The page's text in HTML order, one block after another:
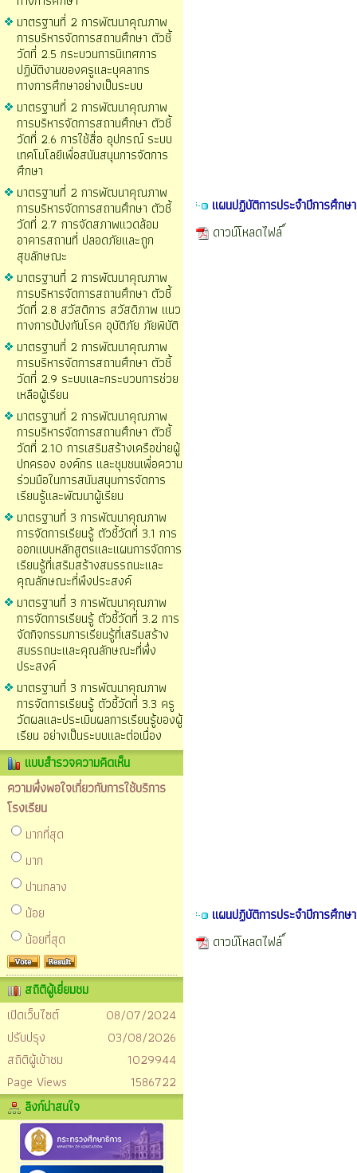
มาตรฐานที่ 2 การพัฒนาคุณภาพ
การบริหารจัดการสถานศึกษา ตัวชี้
วัดที่ 2.5 กระบวนการนิเทศการ
ปฏิบัติงานของครูและบุคลากร
ทางการศึกษาอย่างเป็นระบบ
มาตรฐานที่ 2 การพัฒนาคุณภาพ
การบริหารจัดการสถานศึกษา ตัวชี้
วัดที่ 2.6 การใช้สื่อ อุปกรณ์ ระบบ
เทคโนโลยีเพื่อสนันสนุนการจัดการ
ศึกษา
มาตรฐานที่ 2 การพัฒนาคุณภาพ
การบริหารจัดการสถานศึกษา ตัวชี้
วัดที่ 2.7 การจัดสภาพแวดล้อม
อาคารสถานที่ ปลอดภัยและถูก
สุขลักษณะ
มาตรฐานที่ 2 การพัฒนาคุณภาพ
การบริหารจัดการสถานศึกษา ตัวชี้
วัดที่ 2.8 สวัสดิการ สวัสดิภาพ แนว
ทางการป้ปงกันโรค อุบัติภัย ภัยพิบัติ
มาตรฐานที่ 2 การพัฒนาคุณภาพ
การบริหารจัดการสถานศึกษา ตัวชี้
วัดที่ 2.9 ระบบและกระบวบการช่วย
เหลือผู้เรียน
มาตรฐานที่ 2 การพัฒนาคุณภาพ
การบริหารจัดการสถานศึกษา ตัวชี้
วัดที่ 2.10 การเสริมสร้างเครือข่ายผู้
ปกครอง องค์กร และชุมชนเพื่อความ
ร่วมมือในการสนันสนุนการจัดการ
เรียนรู้และพัฒนาผู้เรียน
มาตรฐานที่ 3 การพัฒนาคุณภาพ
การจัดการเรียนรู้ ตัวชี้วัดที่ 3.1 การ
ออกแบบหลักสูตรและแผนการจัดการ
เรียนรู้ที่เสริมสร้างสมรรถนะและ
คุณลักษณะที่พึงประสงค์
มาตรฐานที่ 3 การพัฒนาคุณภาพ
การจัดการเรียนรู้ ตัวชี้วัดที่ 3.2 การ
จัดกิจกรรมการเรียนรู้ที่เสริมสร้าง
สมรรถนะและคุณลักษณะที่พึ่ง
ประสงค์
มาตรฐานที่ 3 การพัฒนาคุณภาพ
การจัดการเรียนรู้ ตัวชี้วัดที่ 3.3 ครู
วัดผลและประเมินผลการเรียนรู้ของผู้
เรียน อย่างเป็นระบบและต่อเนื่อง
แบบสำรวจความคิดเห็น
ความพึ่งพอใจเกี่ยวกับการใช้บริการ
โรงเรียน
มากที่สุด
มาก
ปานกลาง
น้อย
น้อยที่สุด
สถิติผู้เยี่ยมชม
เปิดเว็บไซต์
08/07/2024
ปรับปรุง
03/08/2026
สถิติผู้เข้าชม
1029944
Page Views
1586722
ลิงก์น่าสนใจ
แผนปฏิบัติการประจำปีการศึกษ
ดาวน์โหลดไฟล์
แผนปฏิบัติการประจำปีการศึกษ
ดาวน์โหลดไฟล์